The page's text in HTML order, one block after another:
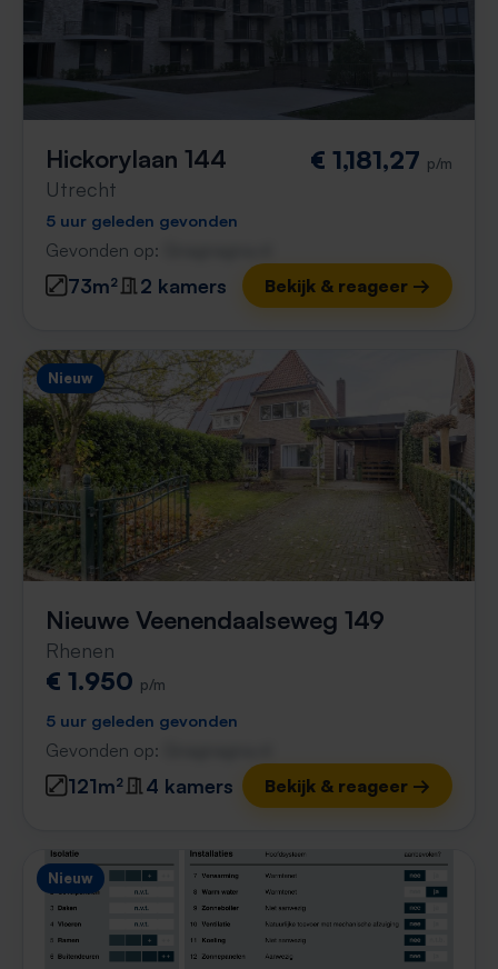
Hickorylaan 144
Utrecht
€ 1,181,27 p/m
5 uur geleden gevonden
Gevonden op:
73m² 2 kamers Bekijk & reageer →
Nieuw
Nieuwe Veenendaalseweg 149
Rhenen
€ 1.950 p/m
5 uur geleden gevonden
Gevonden op:
121m² 4 kamers Bekijk & reageer →
Nieuw